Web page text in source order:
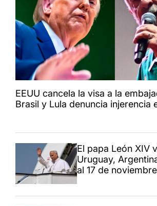
EEUU cancela la visa a la
Brasil y Lula denuncia injerencia
El papa León XIV
Uruguay,
al 17 de noviembre